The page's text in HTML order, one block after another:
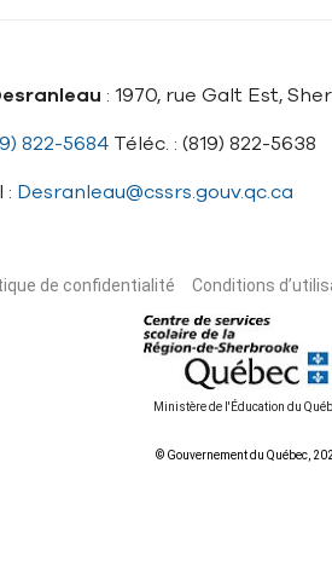
: 1970, rue Galt Est,
822-5684 Téléc. : (819) 822-5638
: Desranleau@cssrs.gouv.qc.ca
de confidentialité Conditions
Ministère de l'Éducation du
© Gouvernement du Québec,